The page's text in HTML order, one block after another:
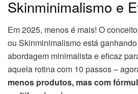
Skinminimalismo e
Em 2025, menos é mais! O
ou Skinminimalismo está
abordagem minimalista e eficaz
aquela rotina com 10 passos –
menos produtos, mas com